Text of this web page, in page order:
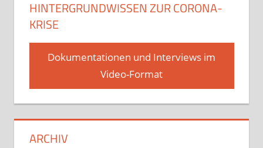
HINTERGRUNDWISSEN ZUR CORONA-
KRISE
Dokumentationen und Interviews im
Video-Format
ARCHIV